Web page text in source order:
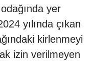
yer
yılında çıkan
kirlenmeyi
izin verilmeyen